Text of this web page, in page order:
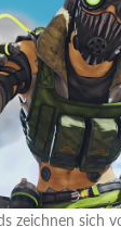
zeichnen sich